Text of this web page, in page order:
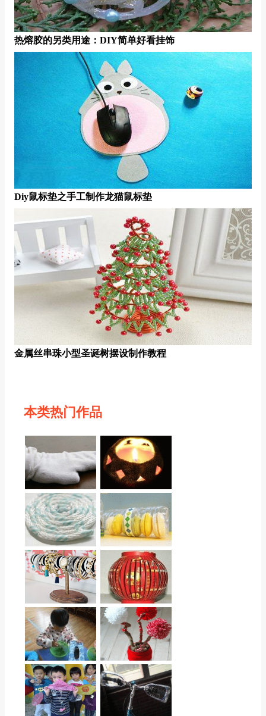
热熔胶的另类用途：DIY简单好看挂饰
Diy鼠标垫之手工制作龙猫鼠标垫
金属丝串珠小型圣诞树摆设制作教程
本类热门作品